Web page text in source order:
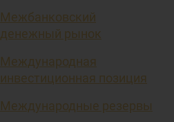
Межбанковский
денежный рынок
Международная
инвестиционная позиция
Международные резервы